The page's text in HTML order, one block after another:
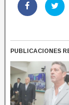
PUBLICACIONES